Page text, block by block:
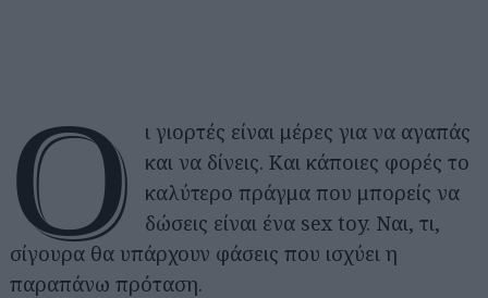
Ο
ι γιορτές είναι μέρες για να αγαπάς
και να δίνεις. Και κάποιες φορές το
καλύτερο πράγμα που μπορείς να
δώσεις είναι ένα sex toy. Ναι, τι,
σίγουρα θα υπάρχουν φάσεις που ισχύει η
παραπάνω πρόταση.